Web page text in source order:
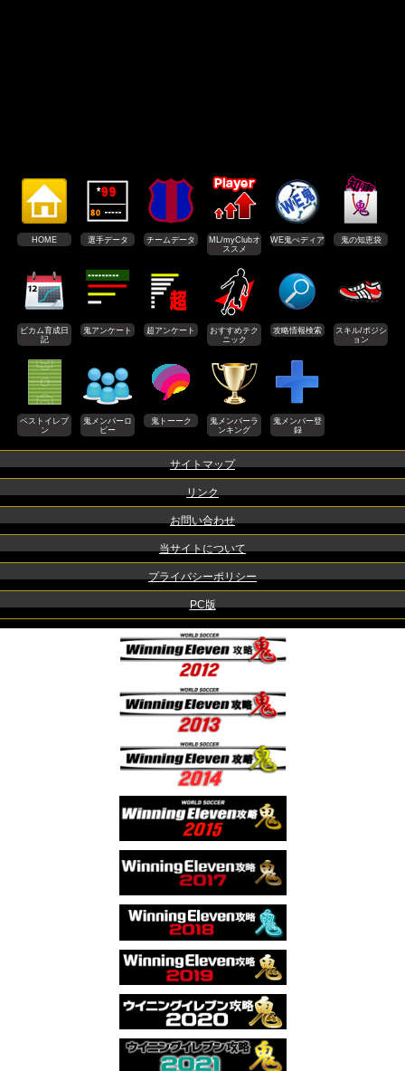
HOME 選手データ チームデータ
ML/myClubオ
ススメ
WE鬼ぺディア 鬼の知恵袋
ビカム育成日
記
鬼アンケート 超アンケート
おすすめテク
ニック
攻略情報検索
スキル/ポジシ
ョン
ベストイレブ
ン
鬼メンバーロ
ビー
鬼トーーク
鬼メンバーラ
ンキング
鬼メンバー登
録
サイトマップ
リンク
お問い合わせ
当サイトについて
プライバシーポリシー
PC版